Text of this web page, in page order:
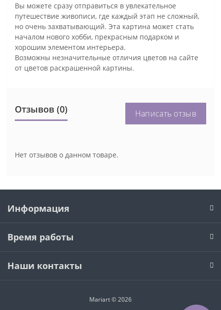
Вы можете сразу отправиться в увлекательное
путешествие живописи, где каждый этап не сложный,
но очень захватывающий. Эта картина может стать
началом нового хобби, прекрасным подарком и
хорошим элементом интерьера.
Возможны незначительные отличия цветов на сайте
от цветов раскрашенной картины.
Отзывов (0) Написать отзыв
Нет отзывов о данном товаре.
Информация
Время работы
Наши контакты
Mariart © 2026